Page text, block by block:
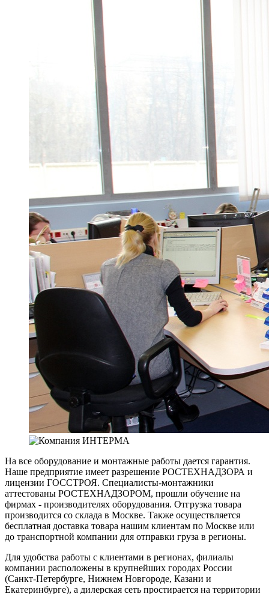
На все оборудование и монтажные работы дается гарантия.
Наше предприятие имеет разрешение РОСТЕХНАДЗОРА и
лицензии ГОССТРОЯ. Специалисты-монтажники
аттестованы РОСТЕХНАДЗОРОМ, прошли обучение на
фирмах - производителях оборудования. Отгрузка товара
производится со склада в Москве. Также осуществляется
бесплатная доставка товара нашим клиентам по Москве или
до транспортной компании для отправки груза в регионы.
Для удобства работы с клиентами в регионах, филиалы
компании расположены в крупнейших городах России
(Санкт-Петербурге, Нижнем Новгороде, Казани и
Екатеринбурге), а дилерская сеть простирается на территории